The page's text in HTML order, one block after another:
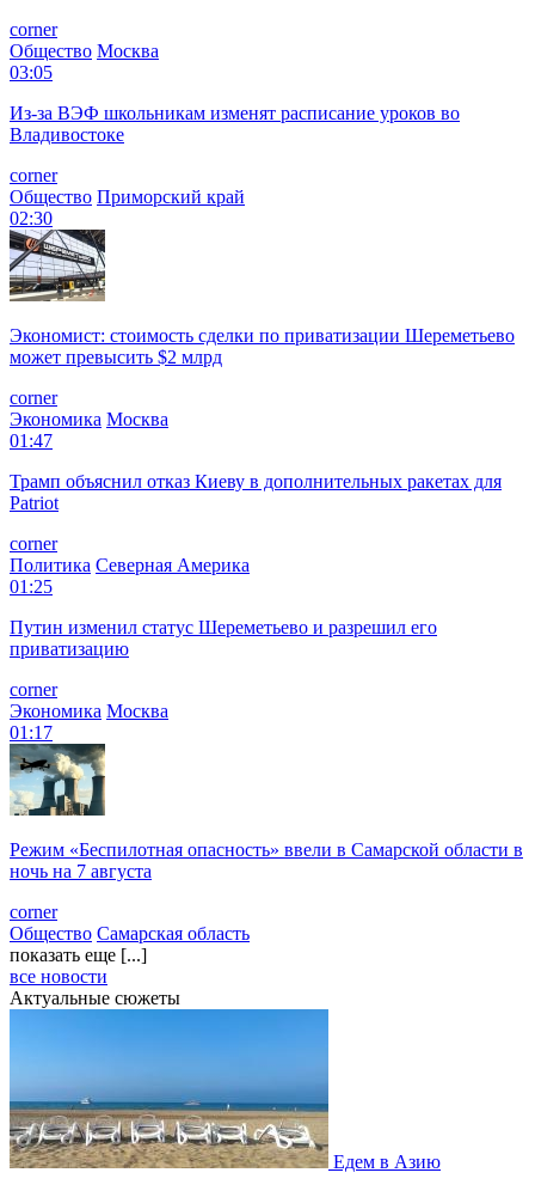
corner
Общество Москва
03:05
Из-за ВЭФ школьникам изменят расписание уроков во
Владивостоке
corner
Общество Приморский край
02:30
Экономист: стоимость сделки по приватизации Шереметьево
может превысить $2 млрд
corner
Экономика Москва
01:47
Трамп объяснил отказ Киеву в дополнительных ракетах для
Patriot
corner
Политика Северная Америка
01:25
Путин изменил статус Шереметьево и разрешил его
приватизацию
corner
Экономика Москва
01:17
Режим «Беспилотная опасность» ввели в Самарской области в
ночь на 7 августа
corner
Общество Самарская область
показать еще [...]
все новости
Актуальные сюжеты
Едем в Азию